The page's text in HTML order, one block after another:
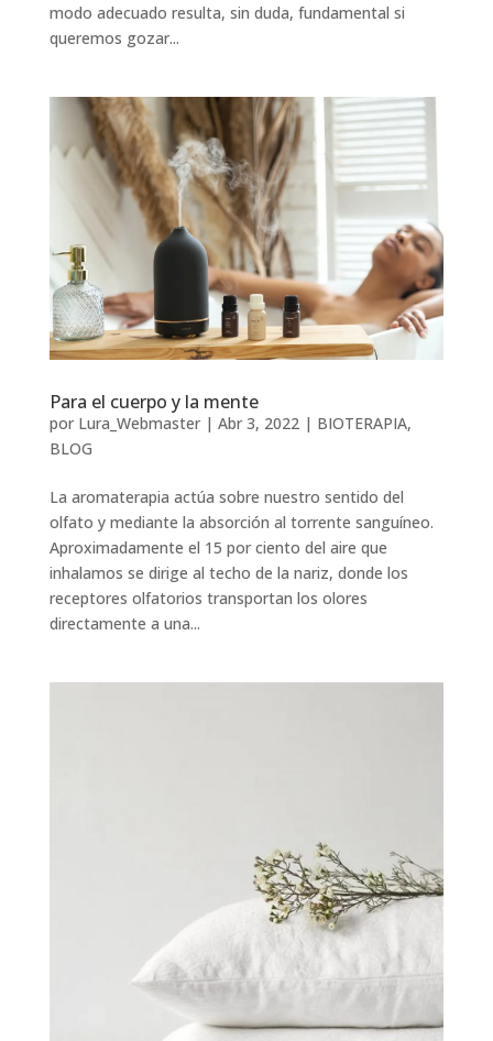
modo adecuado resulta, sin duda, fundamental si
queremos gozar...
Para el cuerpo y la mente
por Lura_Webmaster| Abr 3, 2022| BIOTERAPIA,
BLOG
La aromaterapia actúa sobre nuestro sentido del
olfato y mediante la absorción al torrente sanguíneo.
Aproximadamente el 15 por ciento del aire que
inhalamos se dirige al techo de la nariz, donde los
receptores olfatorios transportan los olores
directamente a una...